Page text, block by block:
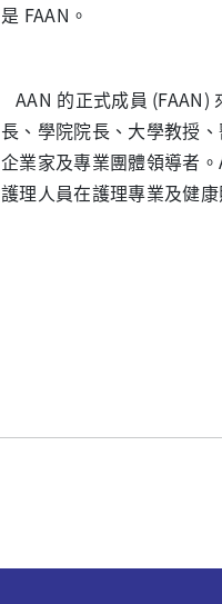
是 FAAN。
AAN 的正式成員 (FAAN)
長、學院院長、大學教授
企業家及專業團體領導者
護理人員在護理專業及健